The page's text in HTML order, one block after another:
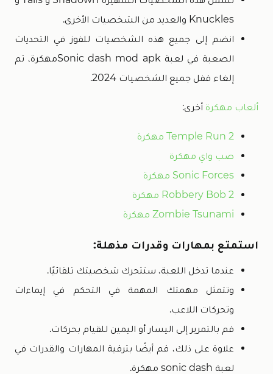
Knuckles والعديد من الشخصيات الأخرى.
انضم إلى جميع هذه الشخصيات للفوز في التحديات
الصعبة في لعبة Sonic dash mod apkمهكرة، تم
إلغاء قفل جميع الشخصيات 2024.
ألعاب مهكرة أخرى:
Temple Run 2 مهكرة
صب واي مهكرة
Sonic Forces مهكرة
Robbery Bob 2 مهكرة
Zombie Tsunami مهكرة
استمتع بمهارات وقدرات مذهلة:
عندما تدخل اللعبة، ستتحرك شخصيتك تلقائيًا.
وتتمثل مهمتك المهمة في التحكم في إيماءات
وتحركات اللاعب.
قم بالتمرير إلى اليسار أو اليمين للقيام بحركات.
علاوة على ذلك، قم أيضًا بترقية المهارات والقدرات في
لعبة sonic dash مهكرة.